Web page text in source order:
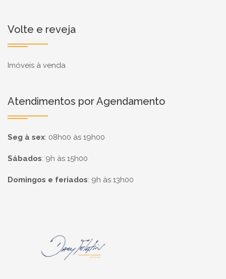
Volte e reveja
Imóveis à venda
Atendimentos por Agendamento
Seg à sex: 08h00 às 19h00
Sábados: 9h às 15h00
Domingos e feriados: 9h às 13h00